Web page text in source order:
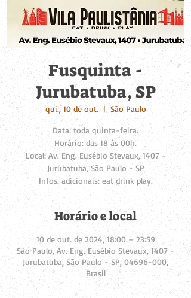
Fusquinta -
Jurubatuba, SP
qui., 10 de out.
  |
São Paulo
Data: toda quinta-feira.
Horário: das 18 às 00h.
Local: Av. Eng. Eusébio Stevaux, 1407 -
Jurubatuba, São Paulo - SP
Infos. adicionais: eat drink play.
Horário e local
10 de out. de 2024, 18:00 – 23:59
São Paulo, Av. Eng. Eusébio Stevaux, 1407 -
Jurubatuba, São Paulo - SP, 04696-000,
Brasil